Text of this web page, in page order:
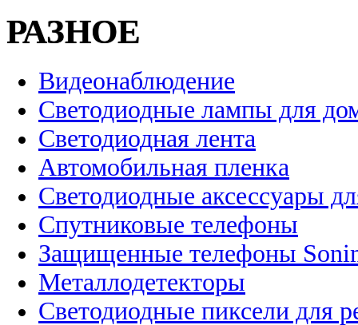
РАЗНОЕ
Видеонаблюдение
Светодиодные лампы для
Светодиодная лента
Автомобильная пленка
Светодиодные аксессуары
Спутниковые телефоны
Защищенные телефоны
Металлодетекторы
Светодиодные пиксели для